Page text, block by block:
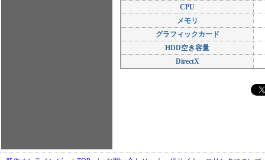
CPU
メモリ
グラフィックカード
HDD空き容量
DirectX